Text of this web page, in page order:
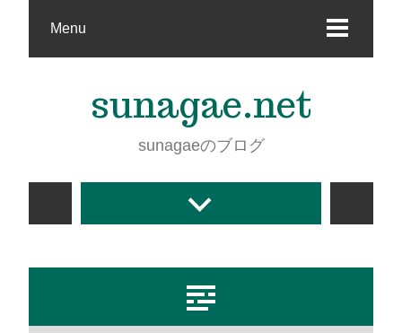
Menu
sunagae.net
sunagaeのブログ